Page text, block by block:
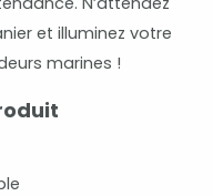
et illuminez votre
marines !